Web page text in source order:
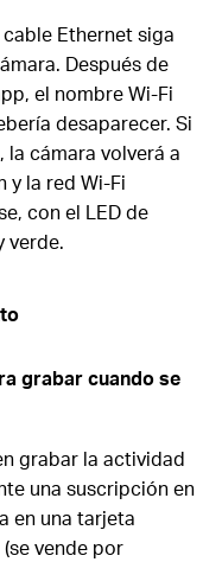
Ethernet siga
Después de
el nombre Wi-Fi
desaparecer. Si
cámara volverá a
y la red Wi-Fi
con el LED de
verde.
grabar cuando se
grabar la actividad
una suscripción en
en una tarjeta
vende por